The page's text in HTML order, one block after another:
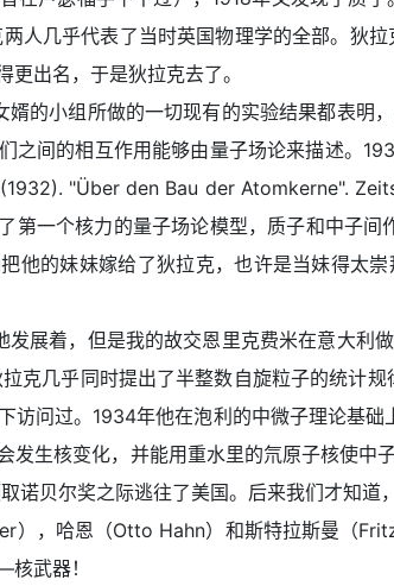
人几乎代表了当时英国物理学的全部。狄
出名，于是狄拉克去了。
的小组所做的一切现有的实验结果都表明
之间的相互作用能够由量子场论来描述。
"Über den Bau der Atomkerne".
第一个核力的量子场论模型，质子和中子
他的妹妹嫁给了狄拉克，也许是当妹得太
展着，但是我的故交恩里克费米在意大利
克几乎同时提出了半整数自旋粒子的统计
访问过。1934年他在泡利的中微子理论基
发生核变化，并能用重水里的氘原子核使
诺贝尔奖之际逃往了美国。后来我们才知道
，哈恩（Otto Hahn）和斯特拉斯曼（
武器！